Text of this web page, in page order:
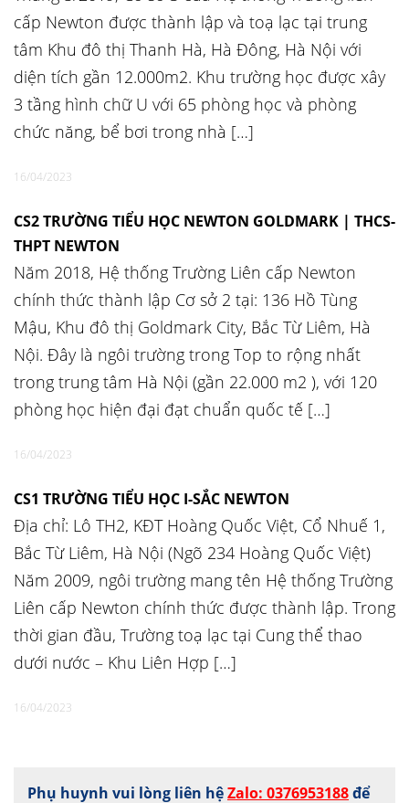
cấp Newton được thành lập và toạ lạc tại trung
tâm Khu đô thị Thanh Hà, Hà Đông, Hà Nội với
diện tích gần 12.000m2. Khu trường học được xây
3 tầng hình chữ U với 65 phòng học và phòng
chức năng, bể bơi trong nhà […]
16/04/2023
CS2 TRƯỜNG TIỂU HỌC NEWTON GOLDMARK | THCS-
THPT NEWTON
Năm 2018, Hệ thống Trường Liên cấp Newton
chính thức thành lập Cơ sở 2 tại: 136 Hồ Tùng
Mậu, Khu đô thị Goldmark City, Bắc Từ Liêm, Hà
Nội. Đây là ngôi trường trong Top to rộng nhất
trong trung tâm Hà Nội (gần 22.000 m2 ), với 120
phòng học hiện đại đạt chuẩn quốc tế […]
16/04/2023
CS1 TRƯỜNG TIỂU HỌC I-SẮC NEWTON
Địa chỉ: Lô TH2, KĐT Hoàng Quốc Việt, Cổ Nhuế 1,
Bắc Từ Liêm, Hà Nội (Ngõ 234 Hoàng Quốc Việt)
Năm 2009, ngôi trường mang tên Hệ thống Trường
Liên cấp Newton chính thức được thành lập. Trong
thời gian đầu, Trường toạ lạc tại Cung thể thao
dưới nước – Khu Liên Hợp […]
16/04/2023
Phụ huynh vui lòng liên hệZalo: 0376953188để